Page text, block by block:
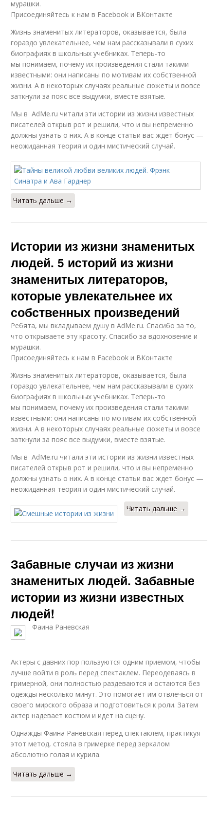
мурашки.
Присоединяйтесь к нам в Facebook и ВКонтакте
Жизнь знаменитых литераторов, оказывается, была
гораздо увлекательнее, чем нам рассказывали в сухих
биографиях в школьных учебниках. Теперь-то
мы понимаем, почему их произведения стали такими
известными: они написаны по мотивам их собственной
жизни. А в некоторых случаях реальные сюжеты и вовсе
заткнули за пояс все выдумки, вместе взятые.
Мы в AdMe.ru читали эти истории из жизни известных
писателей открыв рот и решили, что и вы непременно
должны узнать о них. А в конце статьи вас ждет бонус —
неожиданная теория и один мистический случай.
Читать дальше →
Истории из жизни знаменитых
людей. 5 историй из жизни
знаменитых литераторов,
которые увлекательнее их
собственных произведений
Ребята, мы вкладываем душу в AdMe.ru. Cпасибо за то,
что открываете эту красоту. Спасибо за вдохновение и
мурашки.
Присоединяйтесь к нам в Facebook и ВКонтакте
Жизнь знаменитых литераторов, оказывается, была
гораздо увлекательнее, чем нам рассказывали в сухих
биографиях в школьных учебниках. Теперь-то
мы понимаем, почему их произведения стали такими
известными: они написаны по мотивам их собственной
жизни. А в некоторых случаях реальные сюжеты и вовсе
заткнули за пояс все выдумки, вместе взятые.
Мы в AdMe.ru читали эти истории из жизни известных
писателей открыв рот и решили, что и вы непременно
должны узнать о них. А в конце статьи вас ждет бонус —
неожиданная теория и один мистический случай.
Читать дальше →
Забавные случаи из жизни
знаменитых людей. Забавные
истории из жизни известных
людей!
Фаина Раневская
Актеры с давних пор пользуются одним приемом, чтобы
лучше войти в роль перед спектаклем. Переодеваясь в
гримерной, они полностью раздеваются и остаются без
одежды несколько минут. Это помогает им отвлечься от
своего мирского образа и подготовиться к роли. Затем
актер надевает костюм и идет на сцену.
Однажды Фаина Раневская перед спектаклем, практикуя
этот метод, стояла в гримерке перед зеркалом
абсолютно голая и курила.
Читать дальше →